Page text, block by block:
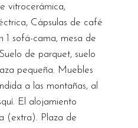
vitrocerámica,
Cápsulas de café
1 sofá-cama, mesa de
de parquet, suelo
pequeña. Muebles
a las montañas, al
El alojamiento
(extra). Plaza de